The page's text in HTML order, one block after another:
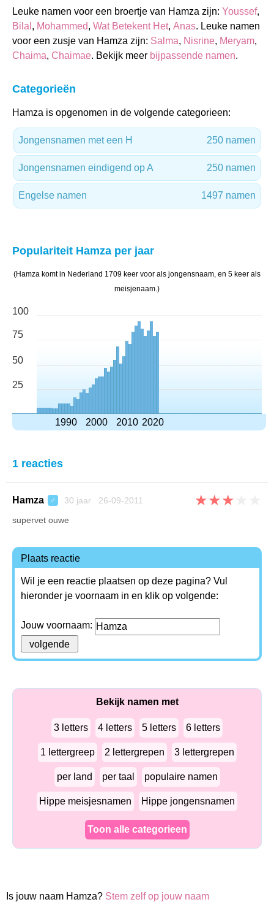
Leuke namen voor een broertje van Hamza zijn: Youssef,
Bilal , Mohammed, Wat Betekent Het, Anas. Leuke namen
voor een zusje van Hamza zijn: Salma, Nisrine, Meryam,
Chaima, Chaimae. Bekijk meer bijpassende namen.
Categorieën
Hamza is opgenomen in de volgende categorieen:
Jongensnamen met een H 250 namen
Jongensnamen eindigend op A 250 namen
Engelse namen 1497 namen
Populariteit Hamza per jaar
(Hamza komt in Nederland 1709 keer voor als jongensnaam, en 5 keer als
meisjenaam.)
100
75
50
25
1990 2000 2010 2020
1 reacties
Hamza ♂ 30 jaar 26-09-2011 ★★★
supervet ouwe
Plaats reactie
Wil je een reactie plaatsen op deze pagina? Vul
hieronder je voornaam in en klik op volgende:
Jouw voornaam:
Bekijk namen met
3 letters 4 letters 5 letters 6 letters
1 lettergreep 2 lettergrepen 3 lettergrepen
per land per taal populaire namen
Hippe meisjesnamen Hippe jongensnamen
Toon alle categorieen
Is jouw naam Hamza? Stem zelf op jouw naam